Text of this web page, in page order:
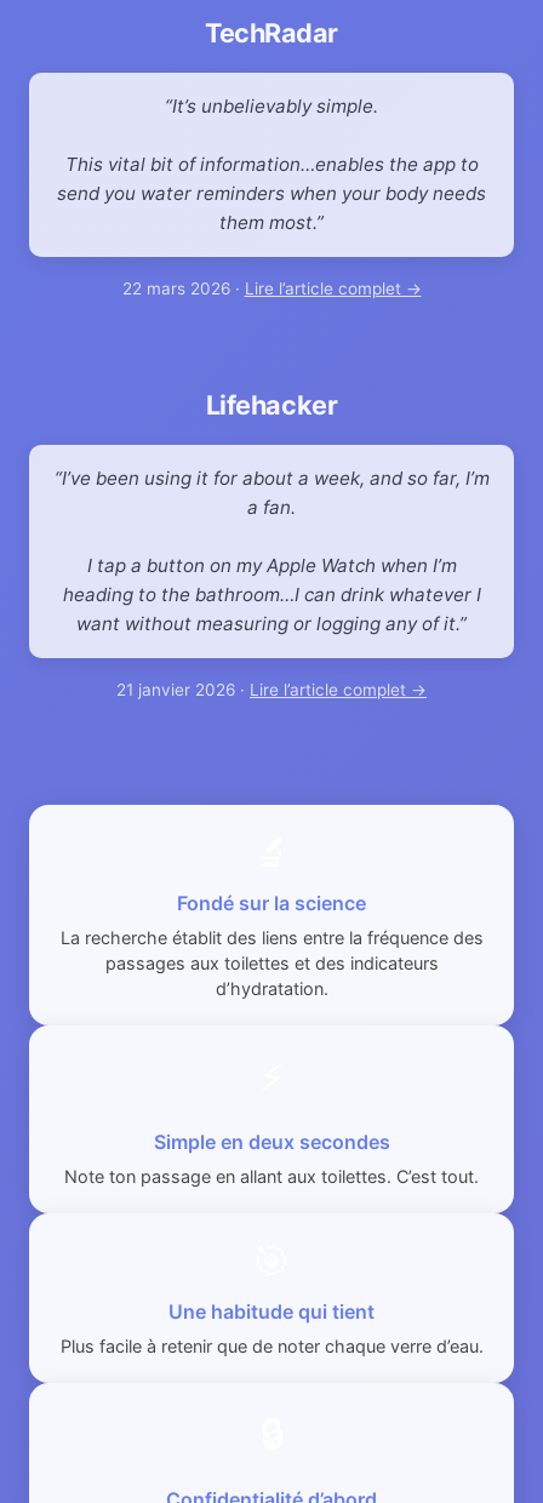
TechRadar
It’s unbelievably simple.
This vital bit of information…enables the app to
send you water reminders when your body needs
them most.
22 mars 2026 · Lire l’article complet →
Lifehacker
I’ve been using it for about a week, and so far, I’m
a fan.
I tap a button on my Apple Watch when I’m
heading to the bathroom…I can drink whatever I
want without measuring or logging any of it.
21 janvier 2026 · Lire l’article complet →
Fondé sur la science
La recherche établit des liens entre la fréquence des
passages aux toilettes et des indicateurs
d’hydratation.
Simple en deux secondes
Note ton passage en allant aux toilettes. C’est tout.
Une habitude qui tient
Plus facile à retenir que de noter chaque verre d’eau.